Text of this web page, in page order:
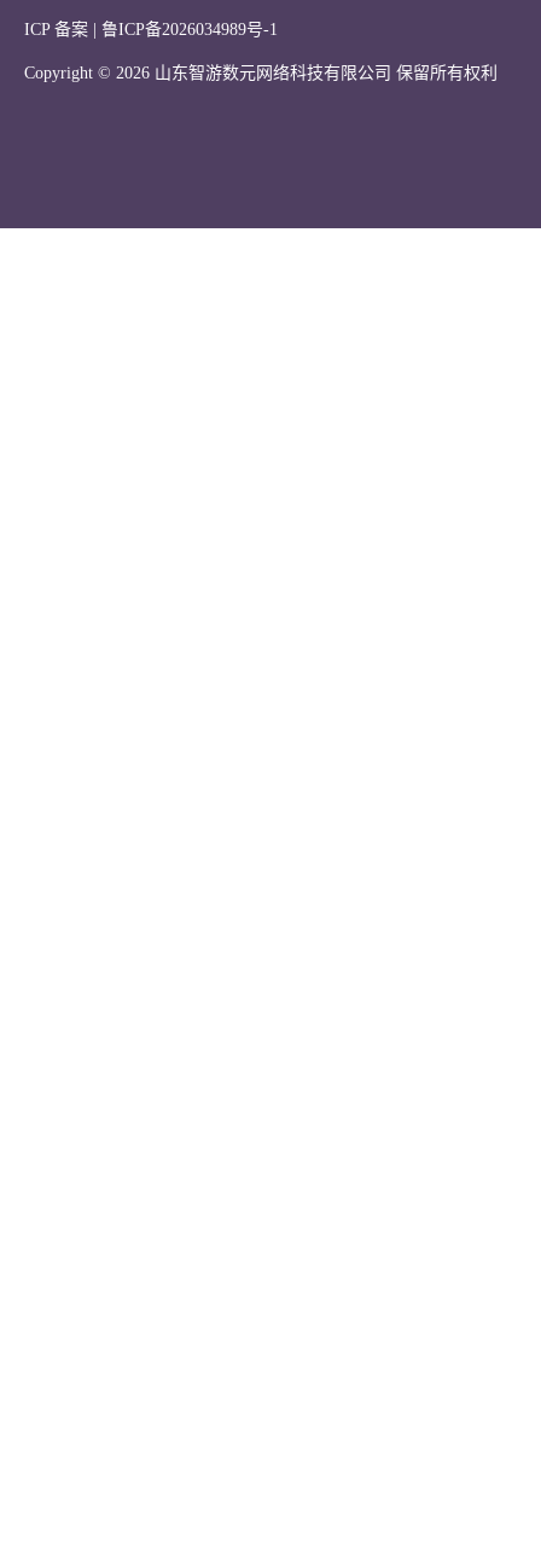
ICP 备案 | 鲁ICP备2026034989号-1
Copyright © 2026 山东智游数元网络科技有限公司 保留所有权利